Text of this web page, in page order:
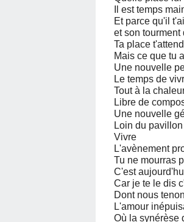
Il est temps
Et parce qu'il
et son tourment
Ta place
Mais ce que tu
Une nouvelle
Le temps de
Tout à la
Libre de
Une nouvelle
Loin du
Vivre
L'avènement
Tu ne mourras
C'est
Car je te le dis
Dont nous
L'amour
Où la synérèse